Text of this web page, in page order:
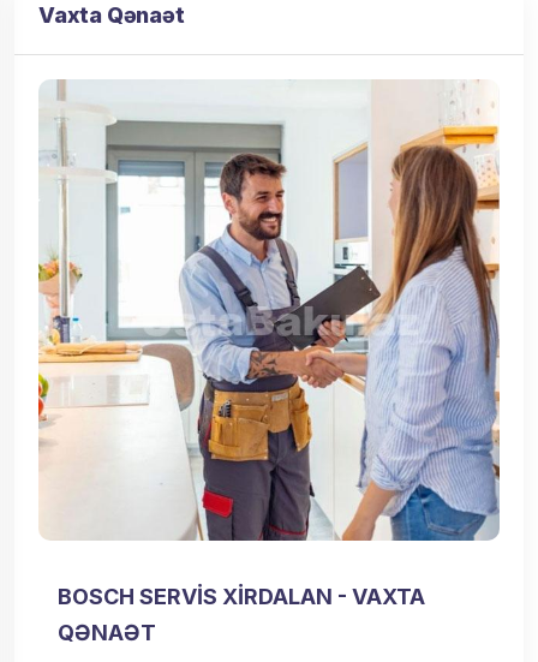
Vaxta Qənaət
BOSCH SERVIS XIRDALAN - VAXTA
QƏNAƏT